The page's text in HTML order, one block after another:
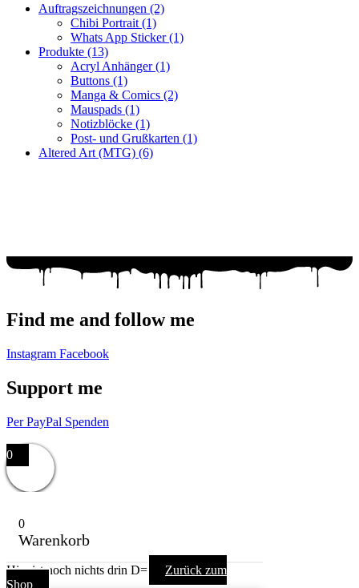
Auftragszeichnungen (2)
Chibi Portrait (1)
Whats App Sticker(1)
Produkte (13)
Acryl Anhänger(1)
Buttons (1)
Manga & Comics (2)
Mauspads (1)
Notizblöcke (1)
Post- und Grußkarten (1)
Altered Art (MTG) (6)
Find me and follow me
Instagram Facebook
Support me
Per PayPal Spenden
0
0
Warenkorb
Hier ist noch nichts drin D=
Zurück zum
Shop